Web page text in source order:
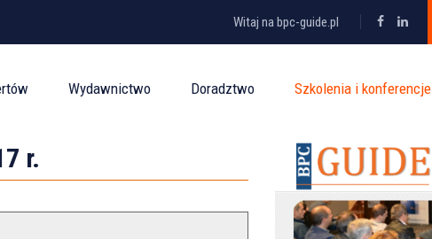
Witaj na bpc-guide.pl
Wydawnictwo Doradztwo Szkolenia i konferencje
r.